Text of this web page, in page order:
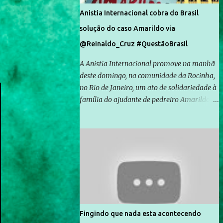
Anistia Internacional cobra do Brasil
solução do caso Amarildo via
@Reinaldo_Cruz #QuestãoBrasil
A Anistia Internacional promove na manhã
deste domingo, na comunidade da Rocinha,
no Rio de Janeiro, um ato de solidariedade à
família do ajudante de pedreiro Amarildo de
Rocinha. A assessora de Direitos Humanos
da Anistia Internacional, Renata Neder, disse
à Agência Brasil que ações e atividades de
mobilização são feitas normalmente pela
organização não governamental. As ações
de solidariedade são promovidas em apoio
Fingindo que nada esta acontecendo